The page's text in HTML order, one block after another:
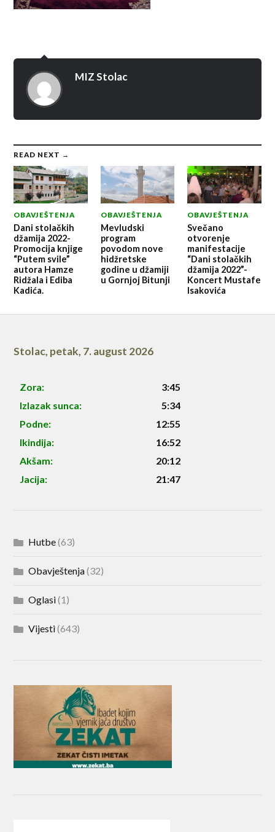
MIZ Stolac
READ NEXT →
OBAVJEŠTENJA
Dani stolačkih
džamija 2022-
Promocija knjige
“Putem svile”
autora Hamze
Ridžala i Ediba
Kadića.
OBAVJEŠTENJA
Mevludski
program
povodom nove
hidžretske
godine u džamiji
u Gornjoj Bitunji
OBAVJEŠTENJA
Svečano
otvorenje
manifestacije
“Dani stolačkih
džamija 2022”-
Koncert Mustafe
Isakovića
Stolac, petak, 7. august 2026
Zora:
3:45
Izlazak sunca:
5:34
Podne:
12:55
Ikindija:
16:52
Akšam:
20:12
Jacija:
21:47
Hutbe(63)
Obavještenja(32)
Oglasi(1)
Vijesti(643)